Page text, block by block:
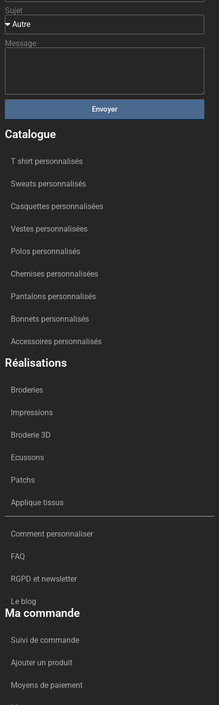
Sujet
Message
Envoyer
Catalogue
T shirt personnalisés
Sweats personnalisés
Casquettes personnalisées
Vestes personnalisées
Polos personnalisés
Chemises personnalisées
Pantalons personnalisés
Bonnets personnalisés
Accessoires personnalisés
Réalisations
Broderies
Impressions
Broderie 3D
Ecussons
Patchs
Applique tissus
Comment personnaliser
FAQ
RGPD et newsletter
Le blog
Ma commande
Suivi de commande
Ajouter un produit
Moyens de paiement